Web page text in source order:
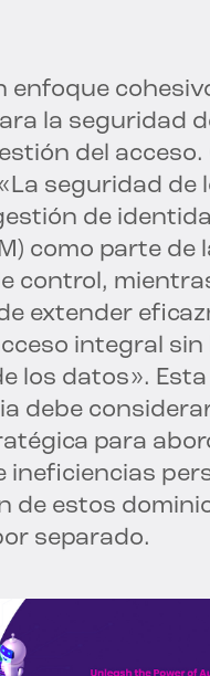
enfoque
la seguridad
del
seguridad de
de
como parte de
control,
extender
integral sin
los datos». Esta
debe
para
ineficiencias
de estos
separado.